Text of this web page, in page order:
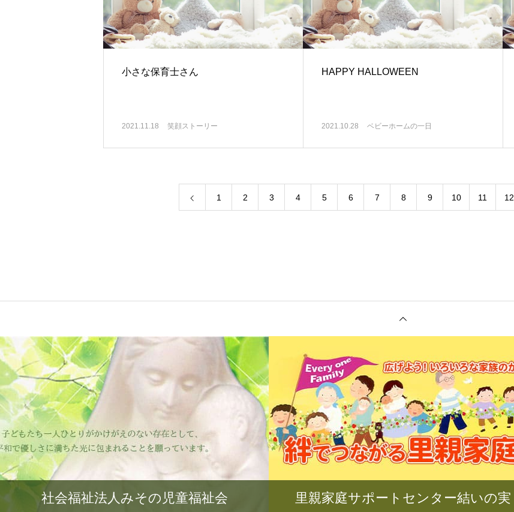
小さな保育士さん
2021.11.18 笑顔ストーリー
HAPPY HALLOWEEN
2021.10.28 ベビーホームの一日
1 2 3 4 5 6 7 8 9 10 11 12
社会福祉法人みその児童福祉会 里親家庭サポートセンター結いの実